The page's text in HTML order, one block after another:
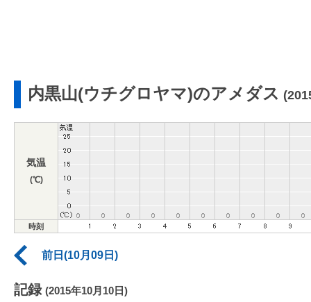
内黒山(ウチグロヤマ)のアメダス
気温
(℃)
時刻
前日(10月09日)
記録 (2015年10月10日)